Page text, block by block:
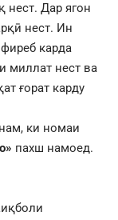
нест. Дар ягон
нест. Ин
карда
миллат нест ва
ғорат карду
ки номаи
пахш намоед.